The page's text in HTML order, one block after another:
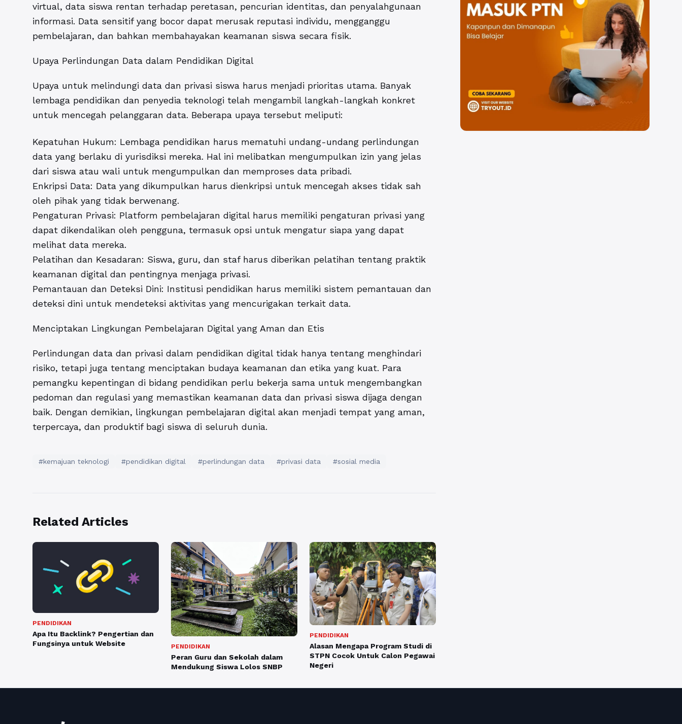
virtual, data siswa rentan terhadap peretasan, pencurian identitas, dan penyalahgunaan
informasi. Data sensitif yang bocor dapat merusak reputasi individu, mengganggu
pembelajaran, dan bahkan membahayakan keamanan siswa secara fisik.
Upaya Perlindungan Data dalam Pendidikan Digital
Upaya untuk melindungi data dan privasi siswa harus menjadi prioritas utama. Banyak
lembaga pendidikan dan penyedia teknologi telah mengambil langkah-langkah konkret
untuk mencegah pelanggaran data. Beberapa upaya tersebut meliputi:
Kepatuhan Hukum: Lembaga pendidikan harus mematuhi undang-undang perlindungan
data yang berlaku di yurisdiksi mereka. Hal ini melibatkan mengumpulkan izin yang jelas
dari siswa atau wali untuk mengumpulkan dan memproses data pribadi.
Enkripsi Data: Data yang dikumpulkan harus dienkripsi untuk mencegah akses tidak sah
oleh pihak yang tidak berwenang.
Pengaturan Privasi: Platform pembelajaran digital harus memiliki pengaturan privasi yang
dapat dikendalikan oleh pengguna, termasuk opsi untuk mengatur siapa yang dapat
melihat data mereka.
Pelatihan dan Kesadaran: Siswa, guru, dan staf harus diberikan pelatihan tentang praktik
keamanan digital dan pentingnya menjaga privasi.
Pemantauan dan Deteksi Dini: Institusi pendidikan harus memiliki sistem pemantauan dan
deteksi dini untuk mendeteksi aktivitas yang mencurigakan terkait data.
Menciptakan Lingkungan Pembelajaran Digital yang Aman dan Etis
Perlindungan data dan privasi dalam pendidikan digital tidak hanya tentang menghindari
risiko, tetapi juga tentang menciptakan budaya keamanan dan etika yang kuat. Para
pemangku kepentingan di bidang pendidikan perlu bekerja sama untuk mengembangkan
pedoman dan regulasi yang memastikan keamanan data dan privasi siswa dijaga dengan
baik. Dengan demikian, lingkungan pembelajaran digital akan menjadi tempat yang aman,
terpercaya, dan produktif bagi siswa di seluruh dunia.
#kemajuan teknologi #pendidikan digital #perlindungan data #privasi data #sosial media
Related Articles
PENDIDIKAN
Apa Itu Backlink? Pengertian dan
Fungsinya untuk Website
PENDIDIKAN
Peran Guru dan Sekolah dalam
Mendukung Siswa Lolos SNBP
PENDIDIKAN
Alasan Mengapa Program Studi di
STPN Cocok Untuk Calon Pegawai
Negeri